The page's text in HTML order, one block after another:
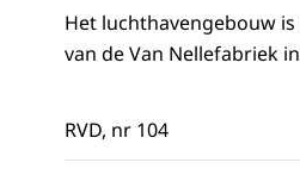
Het luchthavengebouw
van de Van Nellefabriek
RVD, nr 104